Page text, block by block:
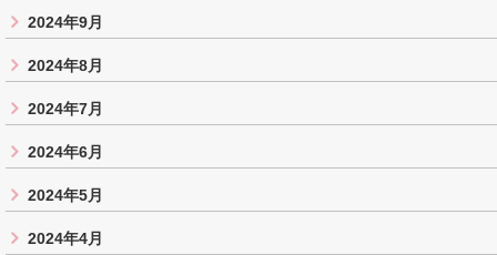
2024年9月
2024年8月
2024年7月
2024年6月
2024年5月
2024年4月